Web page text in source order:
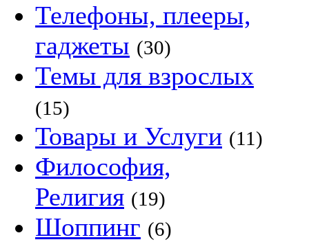
Телефоны, плееры,
гаджеты (30)
Темы для взрослых
(15)
Товары и Услуги (11)
Философия,
Религия (19)
Шоппинг (6)